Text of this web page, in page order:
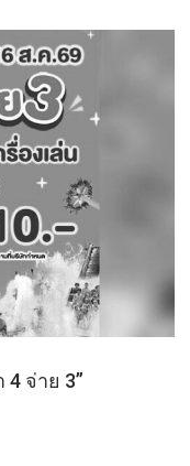
จ่าย 3”